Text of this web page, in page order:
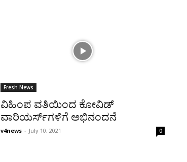
Fresh News
ವಿಹಿಂಪ ವತಿಯಿಂದ ಕೋವಿಡ್
ವಾರಿಯರ್ಸ್‌ಗಳಿಗೆ ಅಭಿನಂದನೆ
v4news - July 10, 2021 0